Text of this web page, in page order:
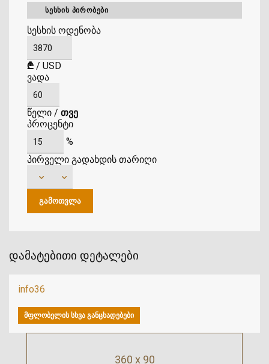
360 x 90
ᲡᲔᲡᲮᲘᲡ ᲞᲘᲠᲝᲑᲔᲑᲘ
სესხის ოდენობა
₾ / USD
ვადა
წელი / თვე
პროცენტი
%
პირველი გადახდის თარიღი
დამატებითი დეტალები
info36
ᲛᲤᲚᲝᲑᲔᲚᲘᲡ ᲡᲮᲕᲐ ᲒᲐᲜᲪᲮᲐᲓᲔᲑᲔᲑᲘ